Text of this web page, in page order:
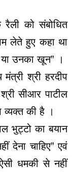
को संबोधित
लेते हुए कहा था
या उनका खून” ।
श्री हरदीप
सीआर पाटील
की है ।
भुट्टो का बयान
देना चाहिए” एवं
धमकी से नहीं